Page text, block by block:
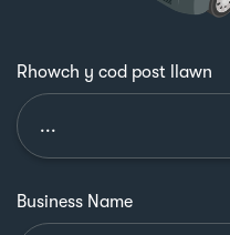
Rhowch y cod post llawn
Business Name